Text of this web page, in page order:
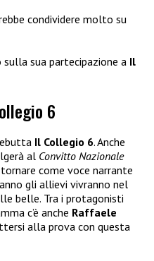
condividere molto su
sua partecipazione a Il
6
Il Collegio 6. Anche
al Convitto Nazionale
tornare come voce narrante
gli allievi vivranno nel
belle. Tra i protagonisti
c’è anche Raffaele
alla prova con questa